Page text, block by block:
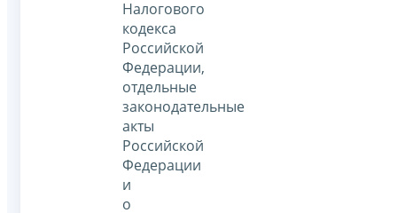
Налогового
кодекса
Российской
Федерации,
отдельные
законодательные
акты
Российской
Федерации
и
о